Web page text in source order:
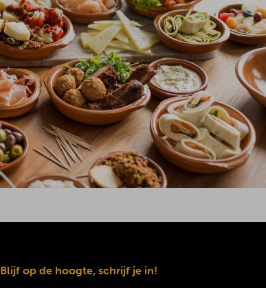
Blijf op de hoogte, schrijf je in!